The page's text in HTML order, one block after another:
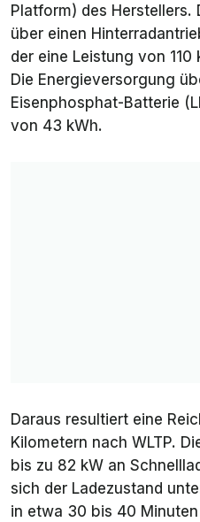
Platform) des
über einen
der eine Leistung von
Die Energieversorgung
Eisenphosphat-Batterie
von 43 kWh.
Daraus resultiert eine
Kilometern nach WLTP.
bis zu 82 kW an
sich der Ladezustand
in etwa 30 bis 40